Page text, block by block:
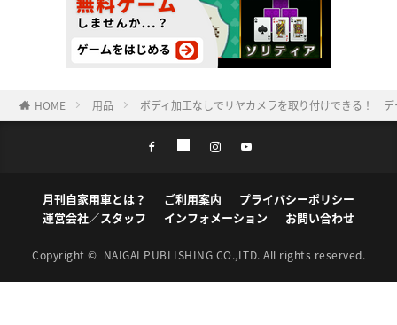
HOME 用品 ボディ加工なしでリヤカメラを取り付けできる！
月刊自家用車とは？ ご利用案内
プライバシーポリシー
運営会社／スタッフ
インフォメーション お問い合わせ
Copyright © NAIGAI PUBLISHING CO.,LTD. All rights reserved.